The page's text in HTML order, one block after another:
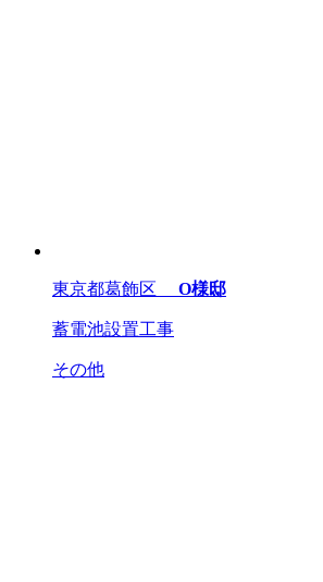
東京都葛飾区 O様邸
蓄電池設置工事
その他